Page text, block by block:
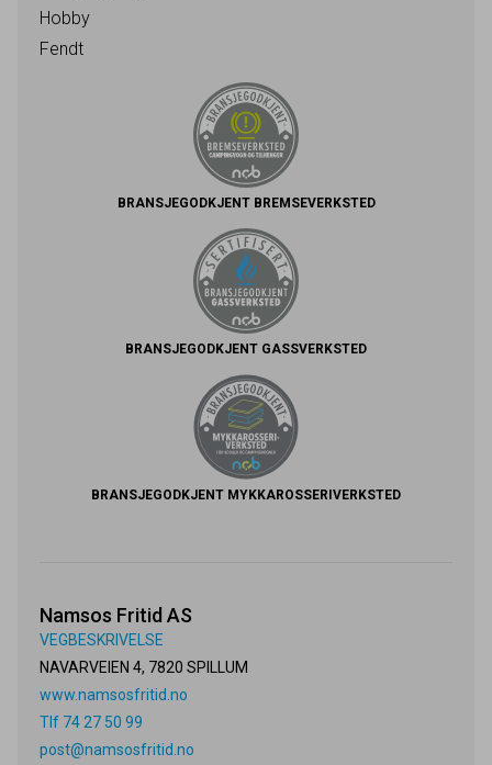
Hobby
Fendt
BRANSJEGODKJENT BREMSEVERKSTED
BRANSJEGODKJENT GASSVERKSTED
BRANSJEGODKJENT MYKKAROSSERIVERKSTED
Namsos Fritid AS
VEGBESKRIVELSE
NAVARVEIEN 4, 7820 SPILLUM
www.namsosfritid.no
Tlf 74 27 50 99
post@namsosfritid.no